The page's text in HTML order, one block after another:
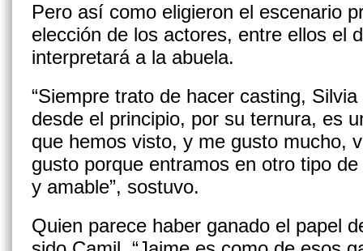
Pero así como eligieron el escenario
elección de los actores, entre ellos el
interpretará a la abuela.
“Siempre trato de hacer casting,
desde el principio, por su ternura, es
que hemos visto, y me gusto mucho,
gusto porque entramos en otro tipo
y amable”, sostuvo.
Quien parece haber ganado el papel